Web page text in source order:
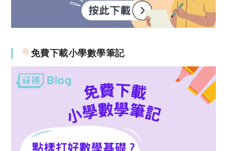
免費下載小學數學筆記